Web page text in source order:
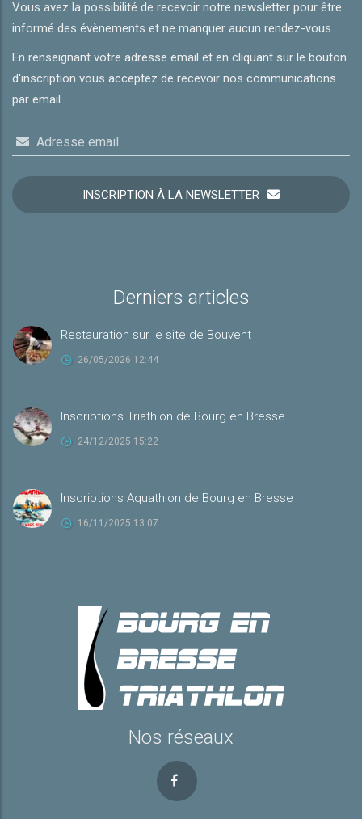
Vous avez la possibilité de recevoir notre newsletter pour être
informé des évènements et ne manquer aucun rendez-vous.
En renseignant votre adresse email et en cliquant sur le bouton
d'inscription vous acceptez de recevoir nos communications
par email.
Adresse email
INSCRIPTION À LA NEWSLETTER
Derniers articles
Restauration sur le site de Bouvent
26/05/2026 12:44
Inscriptions Triathlon de Bourg en Bresse
24/12/2025 15:22
Inscriptions Aquathlon de Bourg en Bresse
16/11/2025 13:07
Nos réseaux